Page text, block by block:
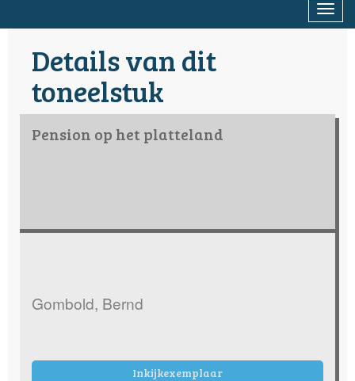
Details van dit
toneelstuk
Pension op het platteland
Gombold, Bernd
Inkijkexemplaar